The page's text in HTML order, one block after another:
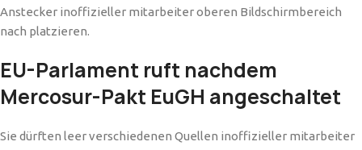
Anstecker inoffizieller mitarbeiter oberen Bildschirmbereich
nach platzieren.
EU-Parlament ruft nachdem
Mercosur-Pakt EuGH angeschaltet
Sie dürften leer verschiedenen Quellen inoffizieller mitarbeiter